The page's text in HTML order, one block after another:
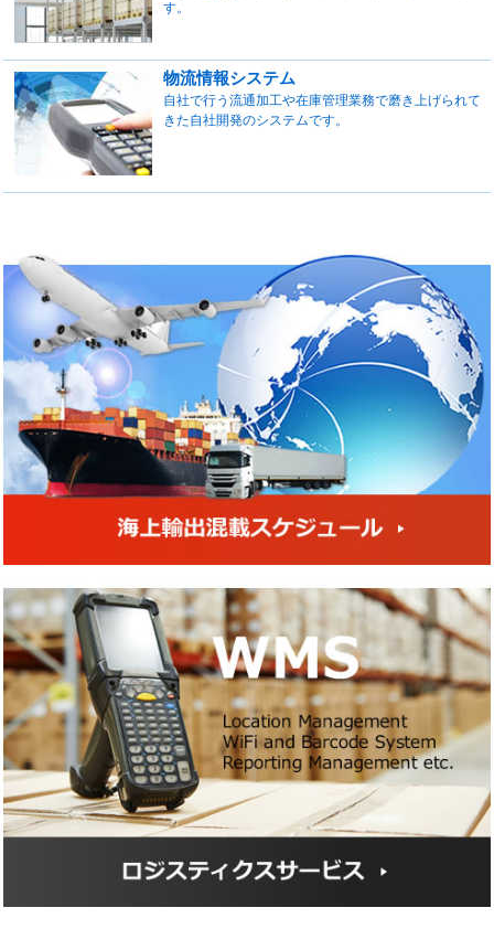
す。
物流情報システム
自社で行う流通加工や在庫管理業務で磨き上げられて
きた自社開発のシステムです。